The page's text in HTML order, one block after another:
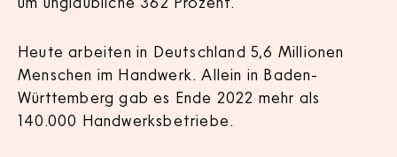
Heute arbeiten in Deutschland 5,6 Millionen
Menschen im Handwerk. Allein in Baden-
Württemberg gab es Ende 2022 mehr als
140.000 Handwerksbetriebe.